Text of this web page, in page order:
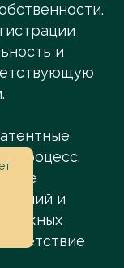
и
процесс.
все
и
важных